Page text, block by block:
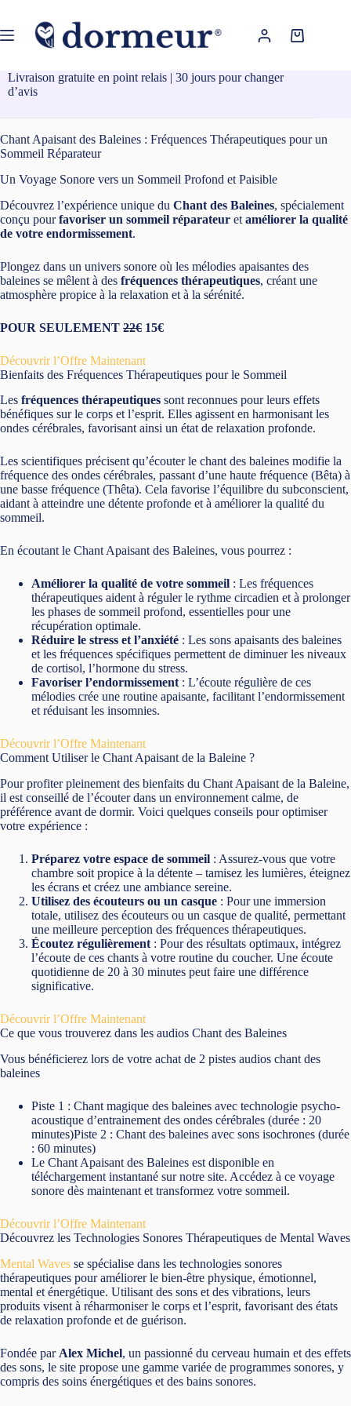
contenu
Panier
Livraison gratuite en point relais | 30 jours pour changer
d’avis
Chant Apaisant des Baleines : Fréquences Thérapeutiques pour un
Sommeil Réparateur
Un Voyage Sonore vers un Sommeil Profond et Paisible
Découvrez l’expérience unique du Chant des Baleines, spécialement
conçu pourfavoriser un sommeil réparateur et améliorer la qualité
de votre endormissement.
Plongez dans un univers sonore où les mélodies apaisantes des
baleines se mêlent à des fréquences thérapeutiques, créant une
atmosphère propice à la relaxation et à la sérénité.
POUR SEULEMENT 22€ 15€
Découvrir l’Offre Maintenant
Bienfaits des Fréquences Thérapeutiques pour le Sommeil
Les fréquences thérapeutiques sont reconnues pour leurs effets
bénéfiques sur le corps et l’esprit. Elles agissent en harmonisant les
ondes cérébrales, favorisant ainsi un état de relaxation profonde.
Les scientifiques précisent qu’écouter le chant des baleines modifie la
fréquence des ondes cérébrales, passant d’une haute fréquence (Bêta) à
une basse fréquence (Thêta). Cela favorise l’équilibre du subconscient,
aidant à atteindre une détente profonde et à améliorer la qualité du
sommeil.
En écoutant le Chant Apaisant des Baleines, vous pourrez :
Améliorer la qualité de votre sommeil : Les fréquences
thérapeutiques aident à réguler le rythme circadien et à prolonger
les phases de sommeil profond, essentielles pour une
récupération optimale.
Réduire le stress et l’anxiété : Les sons apaisants des baleines
et les fréquences spécifiques permettent de diminuer les niveaux
de cortisol, l’hormone du stress.
Favoriser l’endormissement : L’écoute régulière de ces
mélodies crée une routine apaisante, facilitant l’endormissement
et réduisant les insomnies.
Découvrir l’Offre Maintenant
Comment Utiliser le Chant Apaisant de la Baleine ?
Pour profiter pleinement des bienfaits du Chant Apaisant de la Baleine,
il est conseillé de l’écouter dans un environnement calme, de
préférence avant de dormir. Voici quelques conseils pour optimiser
votre expérience :
Préparez votre espace de sommeil : Assurez-vous que votre
chambre soit propice à la détente – tamisez les lumières, éteignez
les écrans et créez une ambiance sereine.
Utilisez des écouteurs ou un casque : Pour une immersion
totale, utilisez des écouteurs ou un casque de qualité, permettant
une meilleure perception des fréquences thérapeutiques.
Écoutez régulièrement : Pour des résultats optimaux, intégrez
l’écoute de ces chants à votre routine du coucher. Une écoute
quotidienne de 20 à 30 minutes peut faire une différence
significative.
Découvrir l’Offre Maintenant
Ce que vous trouverez dans les audios Chant des Baleines
Vous bénéficierez lors de votre achat de 2 pistes audios chant des
baleines
Piste 1 : Chant magique des baleines avec technologie psycho-
acoustique d’entrainement des ondes cérébrales (durée : 20
minutes)Piste 2 : Chant des baleines avec sons isochrones (durée
: 60 minutes)
Le Chant Apaisant des Baleines est disponible en
téléchargement instantané sur notre site. Accédez à ce voyage
sonore dès maintenant et transformez votre sommeil.
Découvrir l’Offre Maintenant
Découvrez les Technologies Sonores Thérapeutiques de Mental Waves
Mental Waves se spécialise dans les technologies sonores
thérapeutiques pour améliorer le bien-être physique, émotionnel,
mental et énergétique. Utilisant des sons et des vibrations, leurs
produits visent à réharmoniser le corps et l’esprit, favorisant des états
de relaxation profonde et de guérison.
Fondée par Alex Michel, un passionné du cerveau humain et des effets
des sons, le site propose une gamme variée de programmes sonores, y
compris des soins énergétiques et des bains sonores.